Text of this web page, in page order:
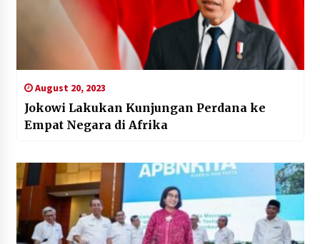
August 20, 2023
Jokowi Lakukan Kunjungan Perdana ke
Empat Negara di Afrika